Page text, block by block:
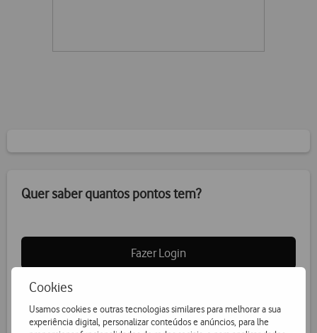
Cookies
Usamos cookies e outras tecnologias similares para melhorar a sua
experiência digital, personalizar conteúdos e anúncios, para lhe
Quer saber quantos pontos tem?
Fazer Login
Receba informação de pontos por SMS